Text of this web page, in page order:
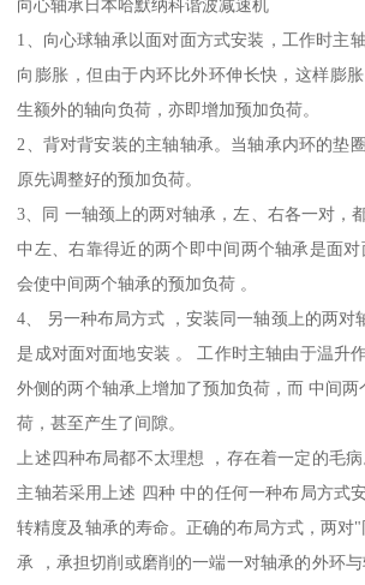
向心轴承日本哈默纳科谐波减速机
1、向心球轴承以面对面方式安装，工作时主
向膨胀，但由于内环比外环伸长快，这样膨
生额外的轴向负荷，亦即增加预加负荷。
2、背对背安装的主轴轴承。当轴承内环的垫
原先调整好的预加负荷。
3、同 一轴颈上的两对轴承，左、右各一对，
中左、右靠得近的两个即中间两个轴承是面
会使中间两个轴承的预加负荷 。
4、 另一种布局方式 ，安装同一轴颈上的两对
是成对面对面地安装 。 工作时主轴由于温升
外侧的两个轴承上增加了预加负荷，而 中间两
荷，甚至产生了间隙。
上述四种布局都不太理想 ，存在着一定的毛
主轴若采用上述 四种 中的任何一种布局方式
转精度及轴承的寿命。正确的布局方式，两对
承 ，承担切削或磨削的一端一对轴承的外环